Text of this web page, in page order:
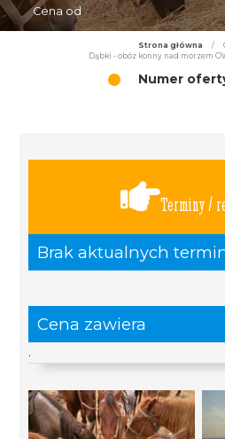
Cena od
Strona główna /
Dąbki - obóz konny nad morzem
Numer
Terminy /
Brak aktualnych
Cena zawiera
.